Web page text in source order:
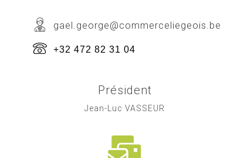
gael.george@commerceliegeois.be
+32 472 82 31 04
Président
Jean-Luc VASSEUR